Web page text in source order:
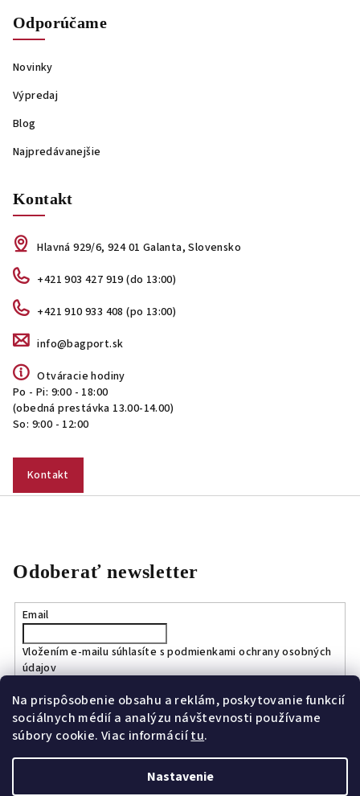
Na prispôsobenie obsahu a reklám, poskytovanie funkcií
sociálnych médií a analýzu návštevnosti používame
súbory cookie. Viac informáciítu.
Nastavenie
Odporúčame
Novinky
Výpredaj
Blog
Najpredávanejšie
Kontakt
Hlavná 929/6, 924 01 Galanta, Slovensko
+421 903 427 919 (do 13:00)
+421 910 933 408 (po 13:00)
info@bagport.sk
Otváracie hodiny
Po - Pi: 9:00 - 18:00
(obedná prestávka 13.00-14.00)
So: 9:00 - 12:00
Kontakt
Odoberať newsletter
Email
Vložením e-mailu súhlasíte spodmienkami ochrany osobných
údajov
Prihlásiť sa